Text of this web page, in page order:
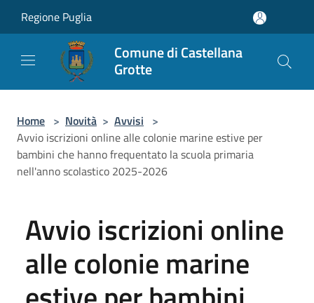
Regione Puglia
Comune di Castellana
Grotte
Home > Novità > Avvisi >
Avvio iscrizioni online alle colonie marine estive per
bambini che hanno frequentato la scuola primaria
nell'anno scolastico 2025-2026
Avvio iscrizioni online
alle colonie marine